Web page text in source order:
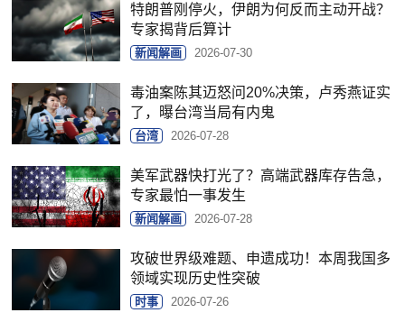
特朗普刚停火，伊朗为何反而主动开战？
专家揭背后算计
新闻解画 2026-07-30
毒油案陈其迈怒问20%决策，卢秀燕证实
了，曝台湾当局有内鬼
台湾 2026-07-28
美军武器快打光了？高端武器库存告急，
专家最怕一事发生
新闻解画 2026-07-28
攻破世界级难题、申遗成功！本周我国多
领域实现历史性突破
时事 2026-07-26